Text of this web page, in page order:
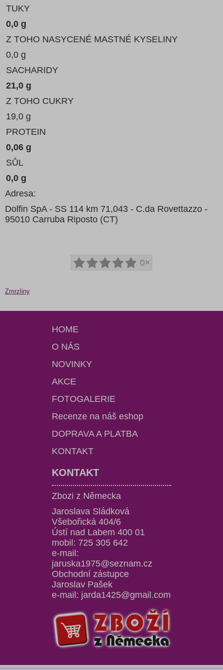
TUKY
0,0 g
Z TOHO NASYCENÉ MASTNÉ KYSELINY
0,0 g
SACHARIDY
21,0 g
Z TOHO CUKRY
19,0 g
PROTEIN
0,06 g
SŮL
0,0 g
Adresa:
Dolfin SpA - SS 114 km 71,043 - C.da Rovettazzo -
95010 Carruba Riposto (CT)
0×
Zmrzliny
HOME
O NÁS
NOVINKY
AKCE
FOTOGALERIE
Recenze na náš eshop
DOPRAVA A PLATBA
KONTAKT
KONTAKT
Zbozi z Německa
Jaroslava Sládková
Všebořická 404/6
Ústí nad Labem 400 01
mobil: 725 305 642
e-mail:
jaruska1975@seznam.cz
Obchodní zástupce
Jaroslav Pašek
e-mail: jarda1425@gmail.com